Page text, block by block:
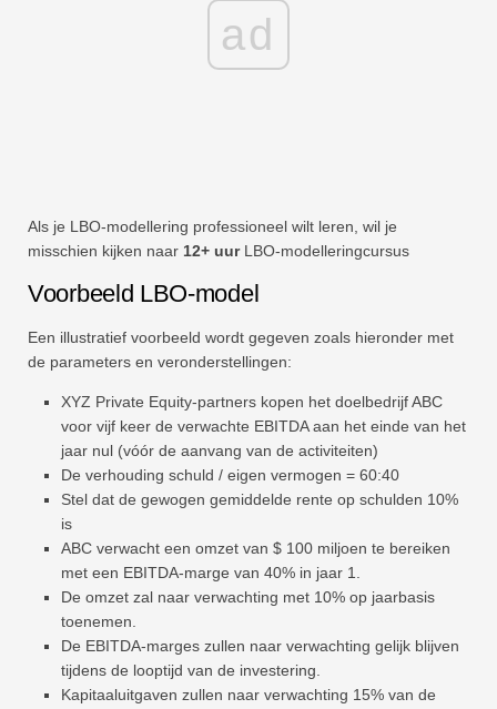
ad
Als je LBO-modellering professioneel wilt leren, wil je
misschien kijken naar 12+ uurLBO-modelleringcursus
Voorbeeld LBO-model
Een illustratief voorbeeld wordt gegeven zoals hieronder met
de parameters en veronderstellingen:
XYZ Private Equity-partners kopen het doelbedrijf ABC
voor vijf keer de verwachte EBITDA aan het einde van het
jaar nul (vóór de aanvang van de activiteiten)
De verhouding schuld / eigen vermogen = 60:40
Stel dat de gewogen gemiddelde rente op schulden 10%
is
ABC verwacht een omzet van $ 100 miljoen te bereiken
met een EBITDA-marge van 40% in jaar 1.
De omzet zal naar verwachting met 10% op jaarbasis
toenemen.
De EBITDA-marges zullen naar verwachting gelijk blijven
tijdens de looptijd van de investering.
Kapitaaluitgaven zullen naar verwachting 15% van de